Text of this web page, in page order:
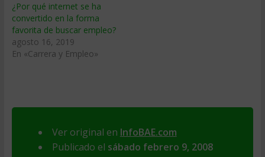
¿Por qué internet se ha
convertido en la forma
favorita de buscar empleo?
agosto 16, 2019
En «Carrera y Empleo»
Ver original en InfoBAE.com
Publicado el sábado febrero 9, 2008